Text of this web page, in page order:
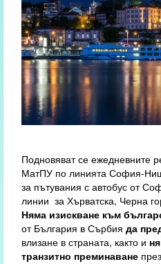
Подновяват се ежедневните
МатПУ по линията София-
за пътувания с автобус от
линии за Хърватска, Черна
Няма изискване към
от България в Сърбияда
влизане в страната, както и
транзитно преминаване